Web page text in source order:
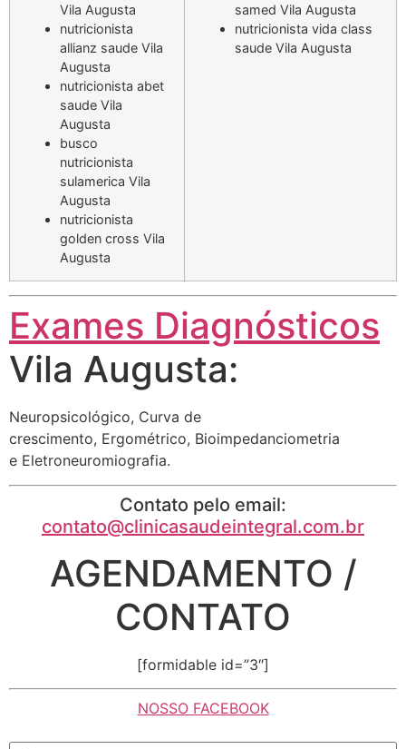
Vila Augusta
nutricionista
allianz saude Vila
Augusta
nutricionista abet
saude Vila
Augusta
busco
nutricionista
sulamerica Vila
Augusta
nutricionista
golden cross Vila
Augusta
samed Vila Augusta
nutricionista vida class
saude Vila Augusta
Exames Diagnósticos
Vila Augusta:
Neuropsicológico, Curva de
crescimento, Ergométrico, Bioimpedanciometria
e Eletroneuromiografia.
Contato pelo email:
contato@clinicasaudeintegral.com.br
AGENDAMENTO /
CONTATO
[formidable id=”3″]
NOSSO FACEBOOK